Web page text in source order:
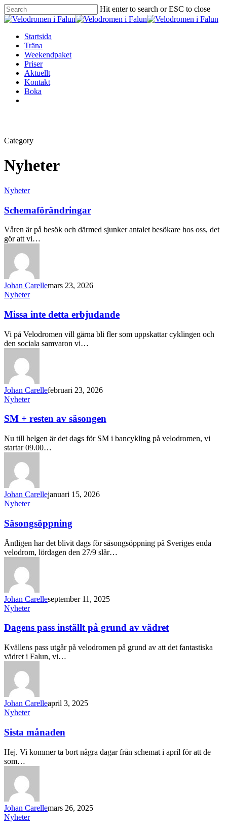
Hit enter to search or ESC to close
Startsida
Träna
Weekendpaket
Priser
Aktuellt
Kontakt
Boka
Category
Nyheter
Nyheter
Schemaförändringar
Våren är på besök och därmed sjunker antalet besökare hos oss, det
gör att vi…
Johan Carellemars 23, 2026
Nyheter
Missa inte detta erbjudande
Vi på Velodromen vill gärna bli fler som uppskattar cyklingen och
den sociala samvaron vi…
Johan Carellefebruari 23, 2026
Nyheter
SM + resten av säsongen
Nu till helgen är det dags för SM i bancykling på velodromen, vi
startar 09.00…
Johan Carellejanuari 15, 2026
Nyheter
Säsongsöppning
Äntligen har det blivit dags för säsongsöppning på Sveriges enda
velodrom, lördagen den 27/9 slår…
Johan Carelleseptember 11, 2025
Nyheter
Dagens pass inställt på grund av vädret
Kvällens pass utgår på velodromen på grund av att det fantastiska
vädret i Falun, vi…
Johan Carelleapril 3, 2025
Nyheter
Sista månaden
Hej. Vi kommer ta bort några dagar från schemat i april för att de
som…
Johan Carellemars 26, 2025
Nyheter